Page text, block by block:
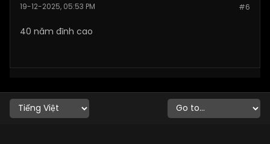
Posts:276 #6
19-12-2025, 05:53 PM
40 năm đỉnh cao